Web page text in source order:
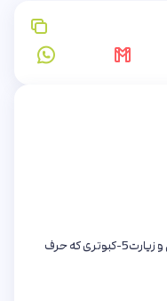
قصه های مامان جونی و زیارت5-کبوتری که حرف